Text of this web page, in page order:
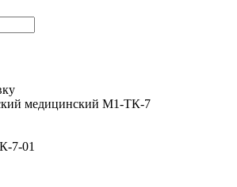
медицинский М1-ТК-7
7-01